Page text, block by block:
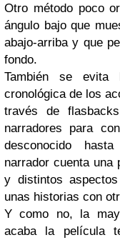
Otro método poco
ángulo bajo que
abajo-arriba y que
fondo.
También se evita
cronológica de los
través de
narradores para
desconocido
narrador cuenta
y distintos
unas historias con
Y como no, la
acaba la película